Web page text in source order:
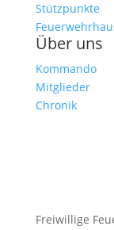
Stützpunkte
Über uns
Kommando
Mitglieder
Chronik
Freiwillige